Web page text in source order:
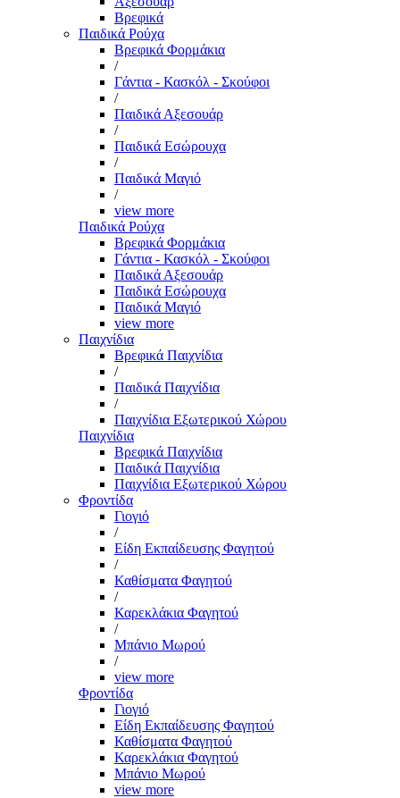
Βρεφικά
Παιδικά Ρούχα
Βρεφικά Φορμάκια
/
Γάντια - Κασκόλ - Σκούφοι
/
Παιδικά Αξεσουάρ
/
Παιδικά Εσώρουχα
/
Παιδικά Μαγιό
/
view more
Παιδικά Ρούχα
Βρεφικά Φορμάκια
Γάντια - Κασκόλ - Σκούφοι
Παιδικά Αξεσουάρ
Παιδικά Εσώρουχα
Παιδικά Μαγιό
view more
Παιχνίδια
Βρεφικά Παιχνίδια
/
Παιδικά Παιχνίδια
/
Παιχνίδια Εξωτερικού Χώρου
Παιχνίδια
Βρεφικά Παιχνίδια
Παιδικά Παιχνίδια
Παιχνίδια Εξωτερικού Χώρου
Φροντίδα
Γιογιό
/
Είδη Εκπαίδευσης Φαγητού
/
Καθίσματα Φαγητού
/
Καρεκλάκια Φαγητού
/
Μπάνιο Μωρού
/
view more
Φροντίδα
Γιογιό
Είδη Εκπαίδευσης Φαγητού
Καθίσματα Φαγητού
Καρεκλάκια Φαγητού
Μπάνιο Μωρού
view more